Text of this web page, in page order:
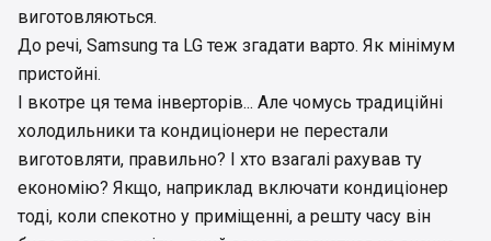
виготовляються.
До речі, Samsung та LG теж згадати варто. Як мінімум
пристойні.
І вкотре ця тема інверторів... Але чомусь традиційні
холодильники та кондиціонери не перестали
виготовляти, правильно? І хто взагалі рахував ту
економію? Якщо, наприклад включати кондиціонер
тоді, коли спекотно у приміщенні, а решту часу він